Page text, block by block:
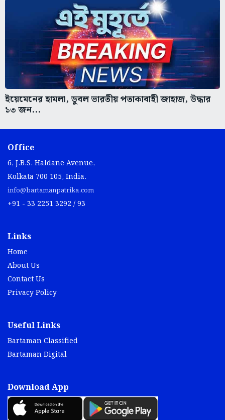
ইয়েমেনের হামলা, ডুবল ভারতীয় পতাকাবাহী জাহাজ, উদ্ধার
১৩ জন...
Office
6, J.B.S. Haldane Avenue,
Kolkata 700 105, India.
info@bartamanpatrika.com
+91 - 33 2251 3292 / 93
Links
Home
About Us
Contact Us
Privacy Policy
Useful Links
Bartaman Classified
Bartaman Digital
Download App